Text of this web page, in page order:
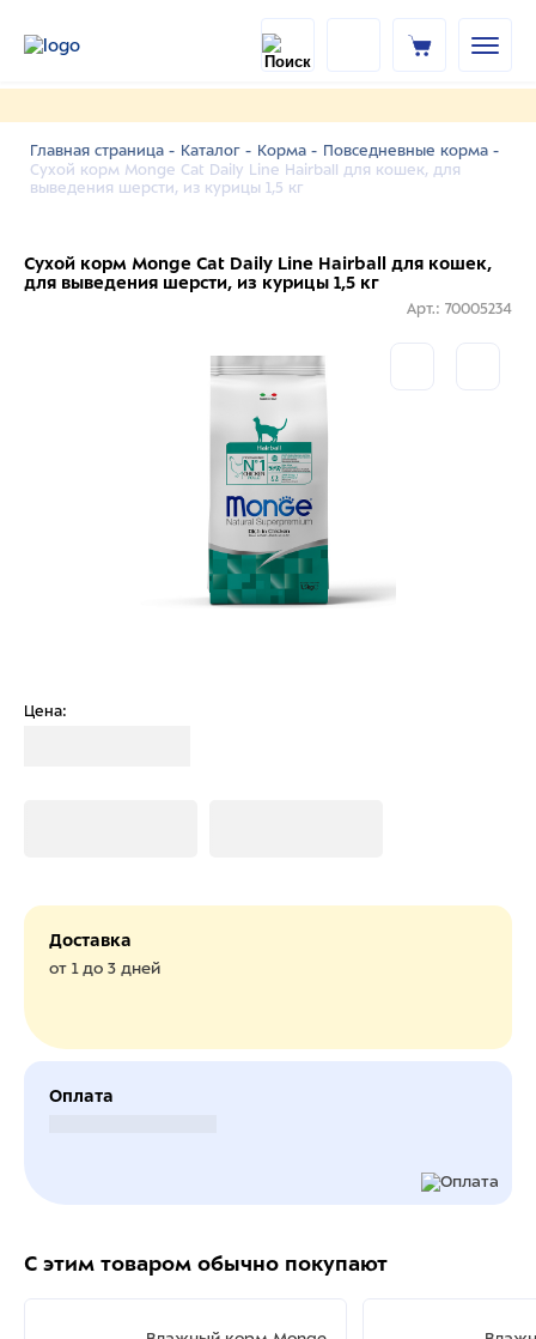
Главная страница - Каталог - Корма - Повседневные корма -
Сухой корм Monge Cat Daily Line Hairball для кошек, для
выведения шерсти, из курицы 1,5 кг
Сухой корм Monge Cat Daily Line Hairball для кошек,
для выведения шерсти, из курицы 1,5 кг
Арт.: 70005234
Цена:
Доставка
от 1 до 3 дней
Оплата
С этим товаром обычно покупают